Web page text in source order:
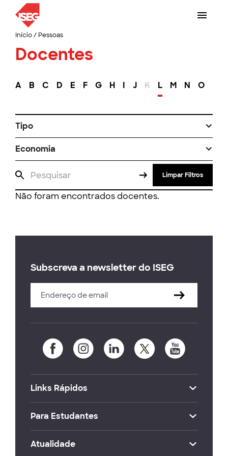
Início/ Pessoas
Docentes
A B C D E F G H I J K L M N O
Tipo
Economia
Limpar Filtros
Não foram encontrados docentes.
Subscreva a newsletter do ISEG
Links Rápidos
Para Estudantes
Atualidade